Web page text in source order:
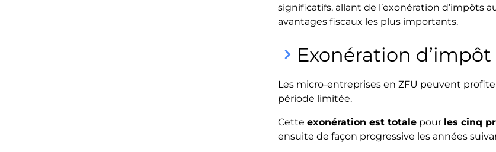
significatifs, allant de l’exonération d’impôts
avantages fiscaux les plus importants.
keyboard_arrow_right Exonération
Les micro-entreprises en ZFU peuvent
période limitée.
Cetteexonération est totale pour les cinq
ensuite de façon progressive les années